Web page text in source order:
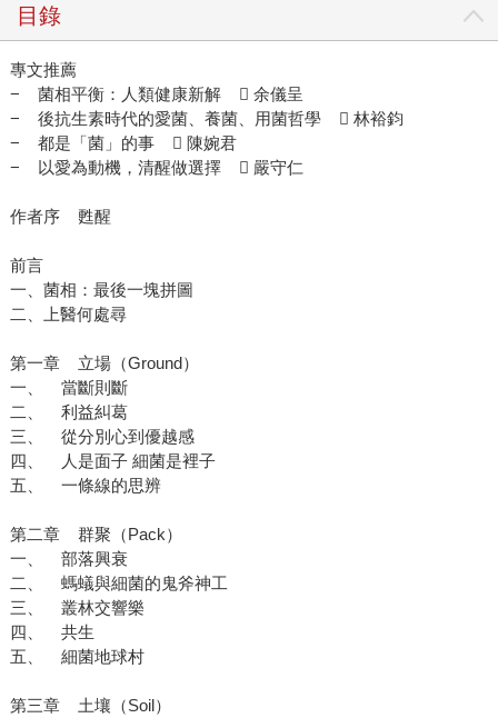
目錄
專文推薦
− 菌相平衡：人類健康新解  余儀呈
− 後抗生素時代的愛菌、養菌、用菌哲學  林裕鈞
− 都是「菌」的事  陳婉君
− 以愛為動機，清醒做選擇  嚴守仁
作者序 甦醒
前言
一、菌相：最後一塊拼圖
二、上醫何處尋
第一章 立場（Ground）
一、 當斷則斷
二、 利益糾葛
三、 從分別心到優越感
四、 人是面子 細菌是裡子
五、 一條線的思辨
第二章 群聚（Pack）
一、 部落興衰
二、 螞蟻與細菌的鬼斧神工
三、 叢林交響樂
四、 共生
五、 細菌地球村
第三章 土壤（Soil）